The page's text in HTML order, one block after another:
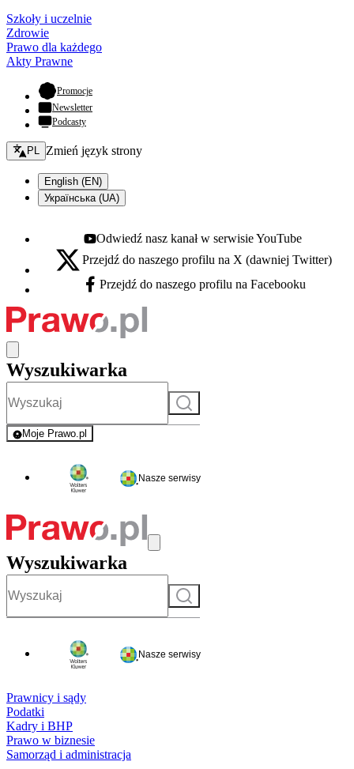
Szkoły i uczelnie
Zdrowie
Prawo dla każdego
Akty Prawne
Promocje- otwiera się w nowej karcie
Newsletter
Podcasty
Zmień język - bieżący:
PL Zmień język strony
English (EN)
Українська (UA)
Youtube - otwiera się w nowej karcie
Odwiedź nasz kanał w serwisie YouTube
X - otwiera się w nowej karcie
Przejdź do naszego profilu na X (dawniej Twitter)
Facebook - otwiera się w nowej karcie
Przejdź do naszego profilu na Facebooku
Wyszukiwarka
Szukaj
Moje Prawo.pl
- rejestracja i logowanie do serwisu
Nasze serwisy
Wyszukiwarka
Szukaj
Nasze serwisy
Prawnicy i sądy
Podatki
Kadry i BHP
Prawo w biznesie
Samorząd i administracja